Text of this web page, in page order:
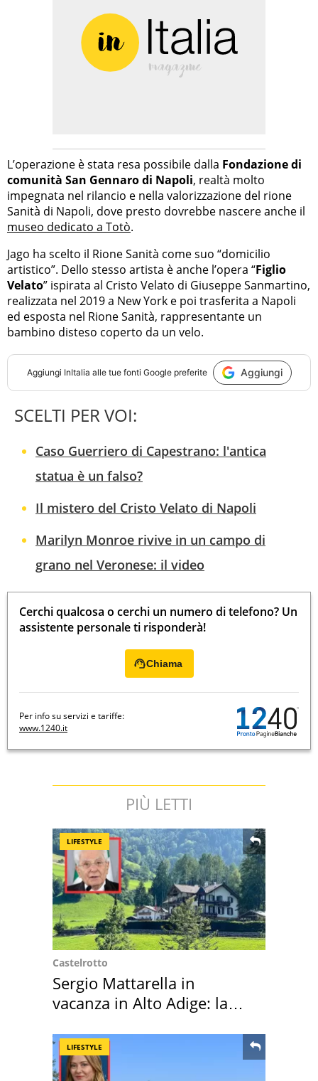
L’operazione è stata resa possibile dalla Fondazione di
comunità San Gennaro di Napoli, realtà molto
impegnata nel rilancio e nella valorizzazione del rione
Sanità di Napoli, dove presto dovrebbe nascere anche il
museo dedicato a Totò.
Jago ha scelto il Rione Sanità come suo “domicilio
artistico”. Dello stesso artista è anche l’opera “Figlio
Velato” ispirata al Cristo Velato di Giuseppe Sanmartino,
realizzata nel 2019 a New York e poi trasferita a Napoli
ed esposta nel Rione Sanità, rappresentante un
bambino disteso coperto da un velo.
Aggiungi InItalia alle tue fonti Google preferite Aggiungi
SCELTI PER VOI:
Caso Guerriero di Capestrano: l'antica
statua è un falso?
Il mistero del Cristo Velato di Napoli
Marilyn Monroe rivive in un campo di
grano nel Veronese: il video
Cerchi qualcosa o cerchi un numero di telefono? Un
assistente personale ti risponderà!
Chiama
Per info su servizi e tariffe:
www.1240.it
PIÙ LETTI
LIFESTYLE
Castelrotto
Sergio Mattarella in
vacanza in Alto Adige: la
LIFESTYLE